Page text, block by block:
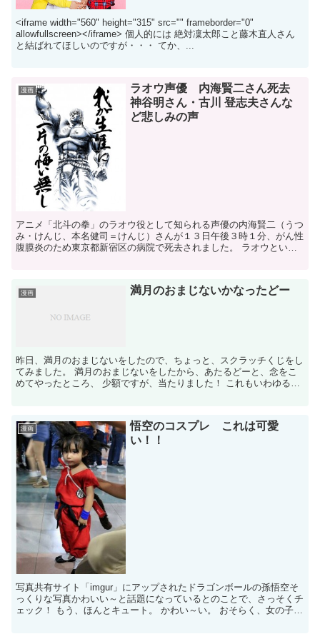
<iframe width="560" height="315" src="" frameborder="0"
allowfullscreen></iframe> 個人的には 絶対凜太郎こと藤木直人さん
と結ばれてほしいのですが・・・ てか、...
漫画
ラオウ声優 内海賢二さん死去
神谷明さん・古川 登志夫さんな
ど悲しみの声
アニメ「北斗の拳」のラオウ役として知られる声優の内海賢二（うつ
み・けんじ、本名健司＝けんじ）さんが１３日午後３時１分、がん性
腹膜炎のため東京都新宿区の病院で死去されました。 ラオウといえ
漫画 満月のおまじないかなったどー
昨日、満月のおまじないをしたので、ちょっと、スクラッチくじをし
てみました。 満月のおまじないをしたから、あたるどーと、念をこ
めてやったところ、 少額ですが、当たりました！ これもいわゆる、
漫画
悟空のコスプレ これは可愛
い！！
写真共有サイト「imgur」にアップされたドラゴンボールの孫悟空そ
っくりな写真かわいい～と話題になっているとのことで、さっそくチ
ェック！ もう、ほんとキュート。 かわい～い。 おそらく、女の子で